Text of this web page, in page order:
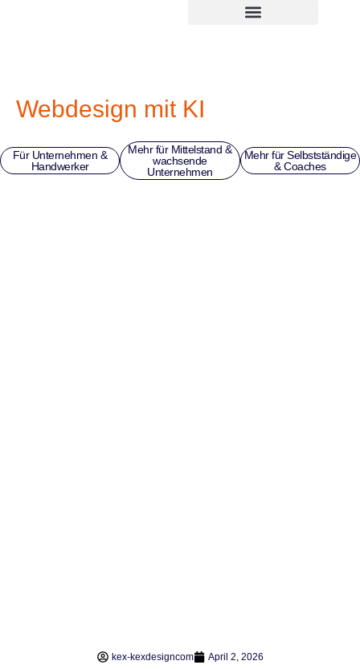
Webdesign mit KI
Für Unternehmen &
Handwerker
Mehr für Mittelstand &
wachsende
Unternehmen
Mehr für Selbstständige
& Coaches
kex-kexdesigncom April 2, 2026